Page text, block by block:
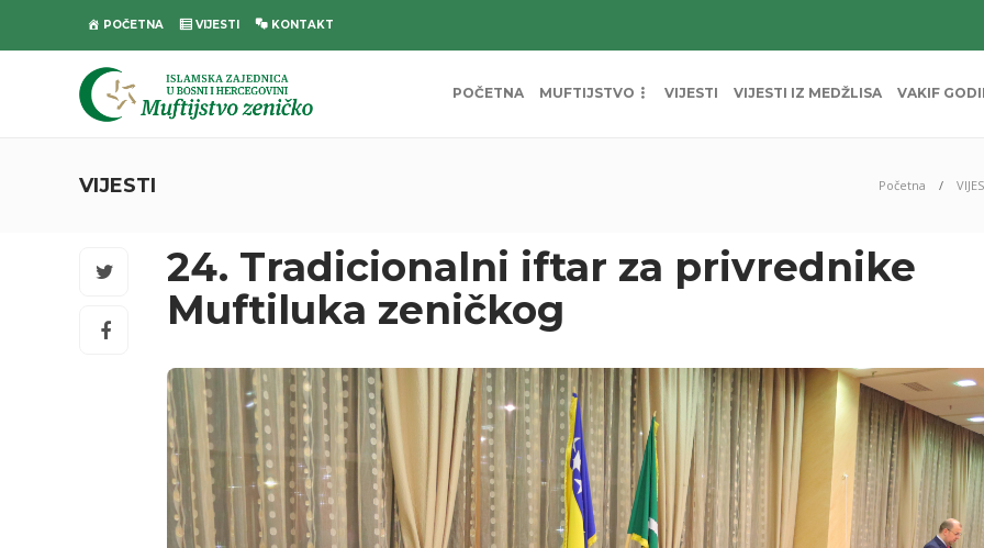
POČETNA VIJESTI KONTAKT
POČETNA MUFTIJSTVO VIJESTI VIJESTI IZ MEDŽLISA VAKIF
VIJESTI Početna
24. Tradicionalni iftar za privrednike
Muftiluka zeničkog